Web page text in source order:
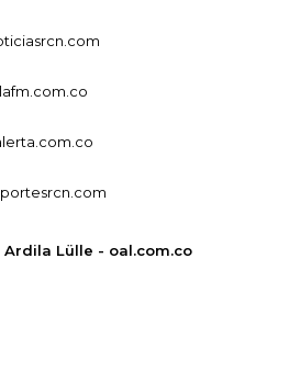
lafm.com.co
Lülle - oal.com.co